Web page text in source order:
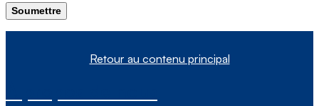
Soumettre
Retour au contenu principal